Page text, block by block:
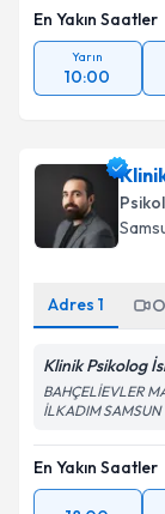
En Yakın Saatler
Yarın
10:00
Adres 1
Klinik Psikolog
BAHÇELİEVLER
İLKADIM SAMSUN
En Yakın Saatler